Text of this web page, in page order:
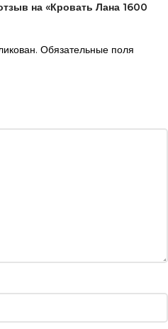
на «Кровать Лана 1600
Обязательные поля